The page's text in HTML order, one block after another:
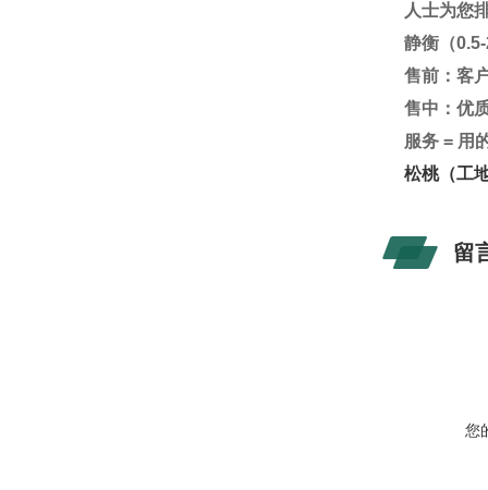
人士为您
静衡（
售前：客
售中：优
服务 = 用
松桃（工
留
您